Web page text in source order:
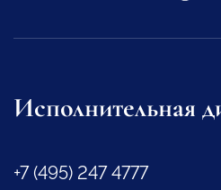
Исполнительная
+7 (495) 247 4777